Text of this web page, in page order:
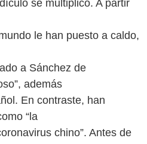
se multiplicó. A partir
le han puesto a caldo,
a Sánchez de
además
En contraste, han
“la
chino”. Antes de